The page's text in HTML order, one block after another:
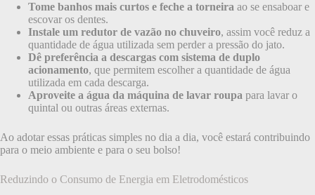
Tome banhos mais curtos e feche a torneira ao se ensaboar e
escovar os dentes.
Instale um redutor de vazão no chuveiro, assim você reduz a
quantidade de água utilizada sem perder a pressão do jato.
Dê preferência a descargas com sistema de duplo
acionamento, que permitem escolher a quantidade de água
utilizada em cada descarga.
Aproveite a água da máquina de lavar roupa para lavar o
quintal ou outras áreas externas.
Ao adotar essas práticas simples no dia a dia, você estará contribuindo
para o meio ambiente e para o seu bolso!
Reduzindo o Consumo de Energia em Eletrodomésticos